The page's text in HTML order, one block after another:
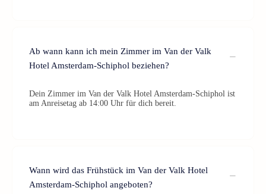
Ab wann kann ich mein Zimmer im Van der Valk
Hotel Amsterdam-Schiphol beziehen?
Dein Zimmer im Van der Valk Hotel Amsterdam-Schiphol ist
am Anreisetag ab 14:00 Uhr für dich bereit.
Wann wird das Frühstück im Van der Valk Hotel
Amsterdam-Schiphol angeboten?